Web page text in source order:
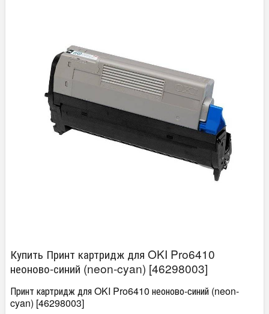
Купить Принт картридж для OKI Pro6410
неоново-синий (neon-cyan) [46298003]
Принт картридж для OKI Pro6410 неоново-синий (neon-
cyan) [46298003]